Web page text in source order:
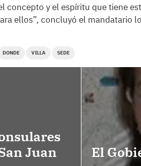
concepto y el espíritu que tiene
ellos”, concluyó el mandatario
DONDE VILLA SEDE
Juan
El